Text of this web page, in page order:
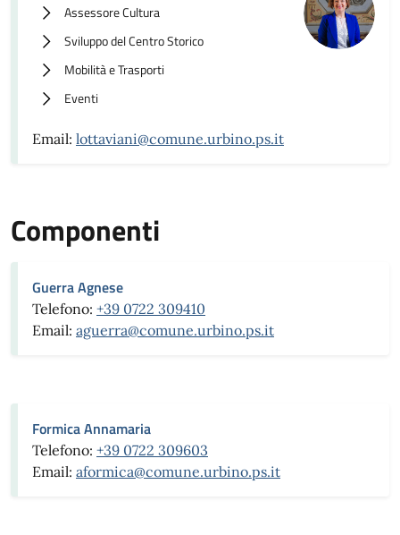
Assessore Cultura
Sviluppo del Centro Storico
Mobilità e Trasporti
Eventi
Email: lottaviani@comune.urbino.ps.it
Componenti
Guerra Agnese
Telefono: +39 0722 309410
Email: aguerra@comune.urbino.ps.it
Formica Annamaria
Telefono: +39 0722 309603
Email: aformica@comune.urbino.ps.it